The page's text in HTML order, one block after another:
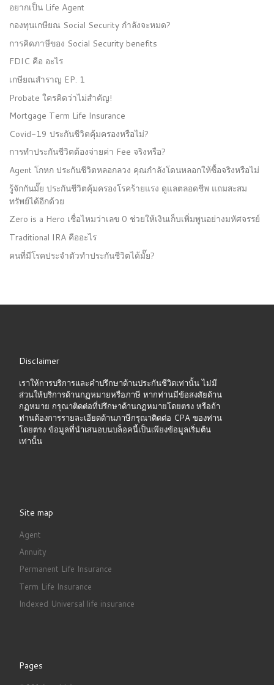
อยากเป็น Life Agent
กองทุนเกษียณ Social Security กำลังจะหมด?
การคิดภาษีของ Social Security benefits
FDIC คือ อะไร
เกษียณสำราญ EP. 1
Probate ใครคิดว่าไม่สำคัญ!
Mortgage Term Life Insurance
Covid-19 ประกันชีวิตคุ้มครองหรือไม่?
การทำประกันชีวิตต้องจ่ายค่า Fee จริงหรือ?
Agent โกหก ประกันชีวิตหลอกลวง คุณกำลังโดนหลอกให้ซื้อจริงหรือไม่
รู้จักกันมั๊ย ประกันชีวิตคุ้มครองโรคร้ายแรง ดูแลตลอดชีพ แถมสะสม
ทรัพย์ได้อีกด้วย
Zero is a Hero เชื่อไหมว่าเลข 0 ช่วยให้เงินเก็บเพิ่มพูนอย่างมหัศจรรย์
Traditional IRA คืออะไร
คนที่มีโรคประจำตัวทำประกันชีวิตได้มั๊ย?
Disclaimer
เราให้การบริการและคำปรึกษาด้านประกันชีวิตเท่านั้น ไม่มี
ส่วนให้บริการด้านกฏหมายหรือภาษี หากท่านมีข้อสงสัยด้าน
กฏหมาย กรุณาติดต่อที่ปรึกษาด้านกฏหมายโดยตรง หรือถ้า
ท่านต้องการรายละเอียดด้านภาษีกรุณาติดต่อ CPA ของท่าน
โดยตรง ข้อมูลที่นำเสนอบนบล็อคนี้เป็นเพียงข้อมูลเริ่มต้น
เท่านั้น
Site map
Agent
Annuity
Permanent Life Insurance
Term Life Insurance
Indexed Universal life insurance
Pages